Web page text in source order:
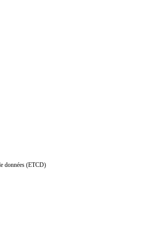
données (ETCD)